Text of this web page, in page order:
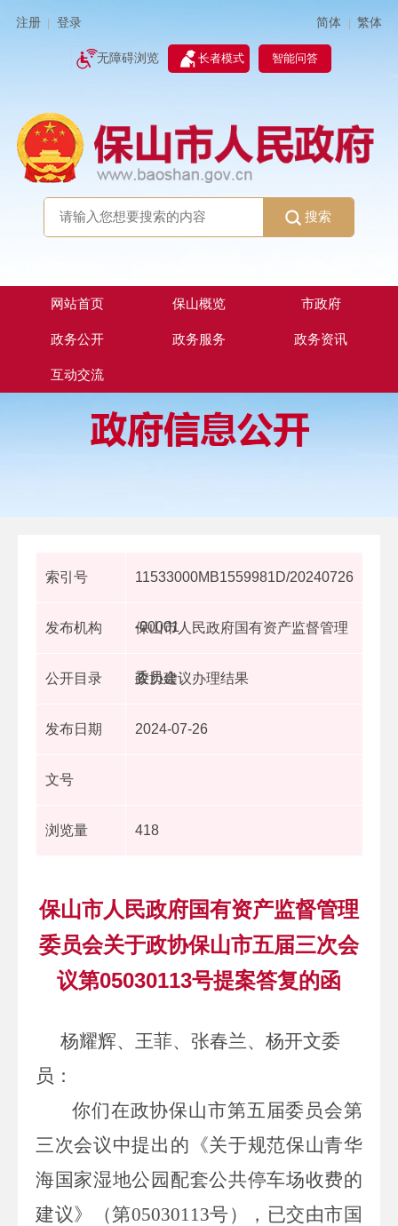
注册 登录 简体 | 繁体
无障碍浏览 长者模式 智能问答
搜索
网站首页 保山概览 市政府
政务公开 政务服务 政务资讯
互动交流
索引号 11533000MB1559981D/20240726
-00001
发布机构 保山市人民政府国有资产监督管理
委员会
公开目录 政协建议办理结果
发布日期 2024-07-26
文号
浏览量 418
保山市人民政府国有资产监督管理
委员会关于政协保山市五届三次会
议第05030113号提案答复的函
杨耀辉、王菲、张春兰、杨开文委
员：
你们在政协保山市第五届委员会第
三次会议中提出的 《关于规范保山青华
海国家湿地公园配套公共停车场收费的
建议》（第05030113号） ， 已交由市国